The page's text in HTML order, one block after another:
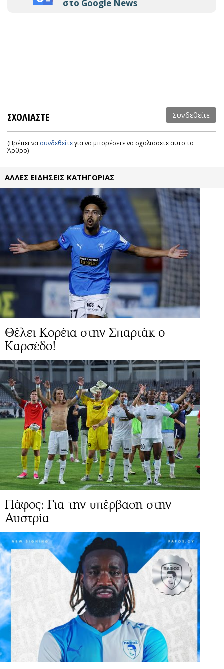
στο Google News
ΣΧΟΛΙΑΣΤΕ Συνδεθείτε
(Πρέπει να συνδεθείτεγια να μπορέσετε να σχολιάσετε αυτο το
Άρθρο)
ΑΛΛΕΣ ΕΙΔΗΣΕΙΣ ΚΑΤΗΓΟΡΙΑΣ
Θέλει Κορέια στην Σπαρτάκ ο
Καρσέδο!
Πάφος: Για την υπέρβαση στην
Αυστρία